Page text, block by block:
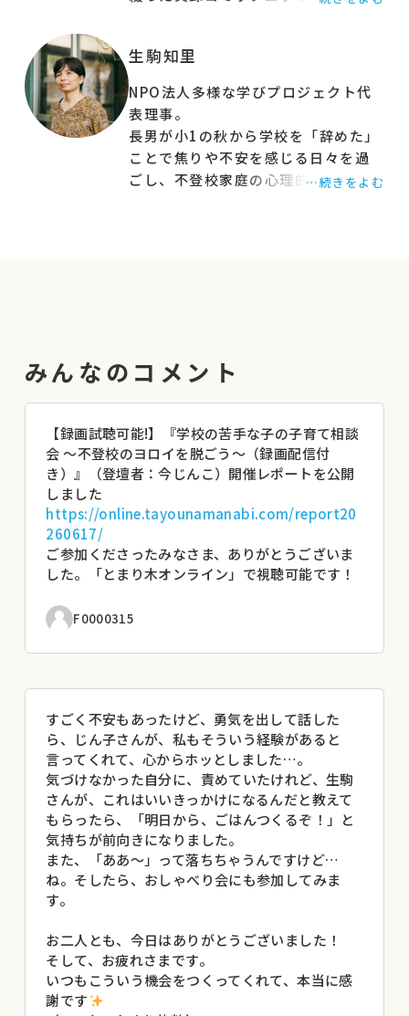
2023年4月に出版。現在、6刷重版。
大きな話題に。
生駒知里
NPO法人多様な学びプロジェクト代
表理事。
長男が小1の秋から学校を「辞めた」
ことで焦りや不安を感じる日々を過
ごし、不登校家庭の心理的・物理的
…続きをよむ
みんなのコメント
【録画試聴可能!】『学校の苦手な子の子育て相談
会 〜不登校のヨロイを脱ごう〜（録画配信付
き）』（登壇者：今じんこ）開催レポートを公開
しました
https://online.tayounamanabi.com/report20
260617/
ご参加くださったみなさま、ありがとうございま
した。「とまり木オンライン」で視聴可能です！
F0000315
すごく不安もあったけど、勇気を出して話した
ら、じん子さんが、私もそういう経験があると
言ってくれて、心からホッとしました…。
気づけなかった自分に、責めていたけれど、生駒
さんが、これはいいきっかけになるんだと教えて
もらったら、「明日から、ごはんつくるぞ！」と
気持ちが前向きになりました。
また、「ああ〜」って落ちちゃうんですけど…
ね。そしたら、おしゃべり会にも参加してみま
す。
お二人とも、今日はありがとうございました！
そして、お疲れさまです。
いつもこういう機会をつくってくれて、本当に感
謝です